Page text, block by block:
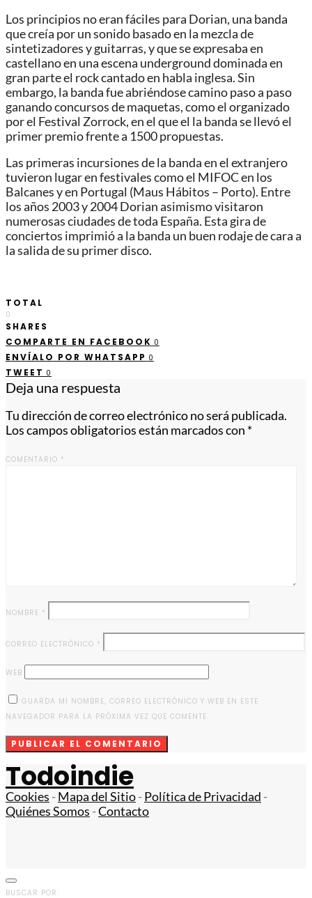
Los principios no eran fáciles para Dorian, una banda
que creía por un sonido basado en la mezcla de
sintetizadores y guitarras, y que se expresaba en
castellano en una escena underground dominada en
gran parte el rock cantado en habla inglesa. Sin
embargo, la banda fue abriéndose camino paso a paso
ganando concursos de maquetas, como el organizado
por el Festival Zorrock, en el que el la banda se llevó el
primer premio frente a 1500 propuestas.
Las primeras incursiones de la banda en el extranjero
tuvieron lugar en festivales como el MIFOC en los
Balcanes y en Portugal (Maus Hábitos – Porto). Entre
los años 2003 y 2004 Dorian asimismo visitaron
numerosas ciudades de toda España. Esta gira de
conciertos imprimió a la banda un buen rodaje de cara a
la salida de su primer disco.
TOTAL
0
SHARES
COMPARTE EN FACEBOOK 0
ENVÍALO POR WHATSAPP 0
TWEET 0
Deja una respuesta
Tu dirección de correo electrónico no será publicada.
Los campos obligatorios están marcados con *
COMENTARIO *
NOMBRE *
CORREO ELECTRÓNICO *
WEB
GUARDA MI NOMBRE, CORREO ELECTRÓNICO Y WEB EN ESTE
NAVEGADOR PARA LA PRÓXIMA VEZ QUE COMENTE.
Todoindie
Cookies -Mapa del Sitio-Política de Privacidad -
Quiénes Somos -Contacto
BUSCAR POR: